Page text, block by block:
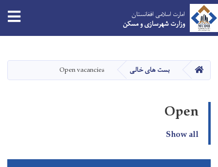
main
content
امارت اسلامی افغانستان
وزارت شهرسازی و مسکن
HOME بست های خالی Open vacancies
Open
Show all